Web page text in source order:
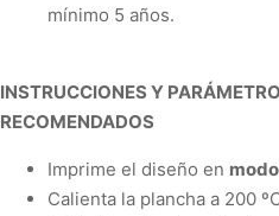
mínimo 5 años.
INSTRUCCIONES Y
RECOMENDADOS
Imprime el diseño en
Calienta la plancha a 200